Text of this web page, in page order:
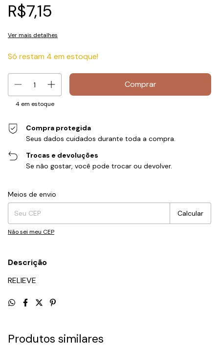
R$7,15
Ver mais detalhes
Só restam 4 em estoque!
4em estoque
Compra protegida
Seus dados cuidados durante toda a compra.
Trocas e devoluções
Se não gostar, você pode trocar ou devolver.
Entregas para o CEP:
Meios de envio
Calcular
Não sei meu CEP
Descrição
RELIEVE
Produtos similares